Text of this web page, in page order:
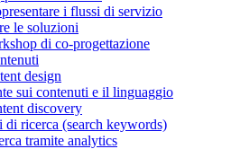
i flussi di servizio
le soluzioni
di co-progettazione
design
sui contenuti e il linguaggio
discovery
di ricerca (search keywords)
tramite analytics